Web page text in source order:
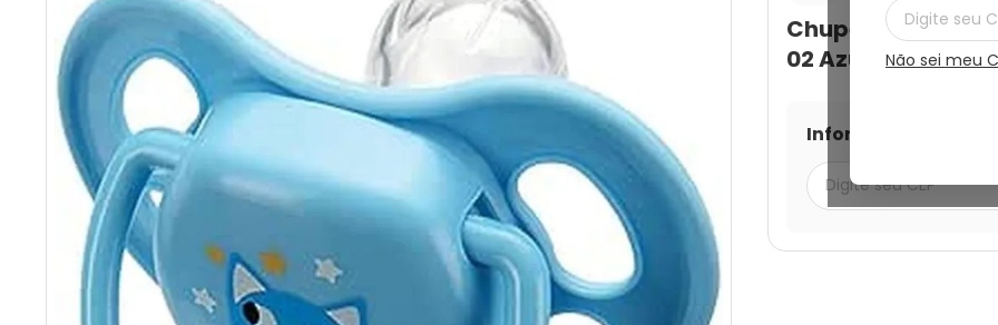
Não sei meu
Chupeta Smart
02 Azul Kuka com
Informe seu CEP